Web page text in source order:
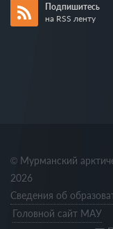
Подпишитесь
на RSS ленту
© Мурманский
2026
Сведения об
Головной сайт МАУ